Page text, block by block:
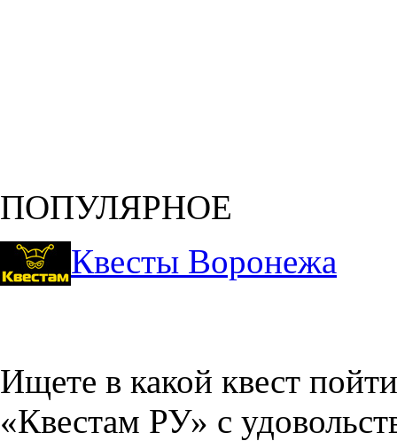
ПОПУЛЯРНОЕ
Квесты Воронежа
Ищете в какой квест
«Квестам РУ» с